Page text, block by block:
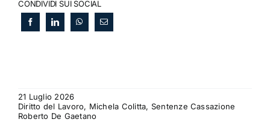
CONDIVIDI SUI SOCIAL
21 Luglio 2026
Diritto del Lavoro, Michela Colitta, Sentenze Cassazione
Roberto De Gaetano